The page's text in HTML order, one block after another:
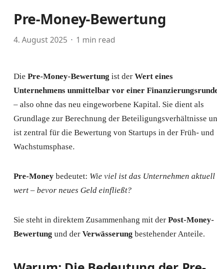
Pre-Money-Bewertung
4. August 2025 1 min read
Die Pre-Money-Bewertung ist der Wert eines
Unternehmens unmittelbar vor einer
– also ohne das neu eingeworbene Kapital. Sie dient als
Grundlage zur Berechnung der Beteiligungsverhältnisse
ist zentral für die Bewertung von Startups in der Früh- und
Wachstumsphase.
Pre-Money bedeutet: Wie viel ist das Unternehmen aktuell
wert – bevor neues Geld einfließt?
Sie steht in direktem Zusammenhang mit der Post-Money-
Bewertung und der Verwässerung bestehender Anteile.